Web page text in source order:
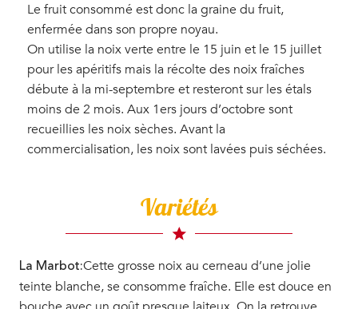
Le fruit consommé est donc la graine du fruit,
enfermée dans son propre noyau.
On utilise la noix verte entre le 15 juin et le 15 juillet
pour les apéritifs mais la récolte des noix fraîches
débute à la mi-septembre et resteront sur les étals
moins de 2 mois. Aux 1ers jours d’octobre sont
recueillies les noix sèches. Avant la
commercialisation, les noix sont lavées puis séchées.
Variétés
La Marbot:Cette grosse noix au cerneau d’une jolie
teinte blanche, se consomme fraîche. Elle est douce en